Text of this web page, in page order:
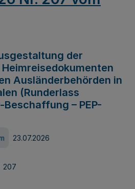
der
Ausländerbehörden in
(Runderlass
– PEP-
23.07.2026
207